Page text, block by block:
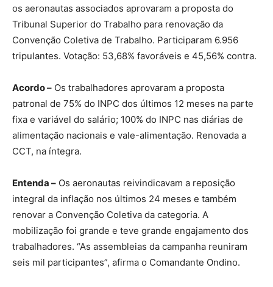
os aeronautas associados aprovaram a proposta do
Tribunal Superior do Trabalho para renovação da
Convenção Coletiva de Trabalho. Participaram 6.956
tripulantes. Votação: 53,68% favoráveis e 45,56% contra.
Acordo – Os trabalhadores aprovaram a proposta
patronal de 75% do INPC dos últimos 12 meses na parte
fixa e variável do salário; 100% do INPC nas diárias de
alimentação nacionais e vale-alimentação. Renovada a
CCT, na íntegra.
Entenda – Os aeronautas reivindicavam a reposição
integral da inflação nos últimos 24 meses e também
renovar a Convenção Coletiva da categoria. A
mobilização foi grande e teve grande engajamento dos
trabalhadores. “As assembleias da campanha reuniram
seis mil participantes”, afirma o Comandante Ondino.